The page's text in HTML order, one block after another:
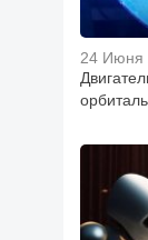
24 Июня